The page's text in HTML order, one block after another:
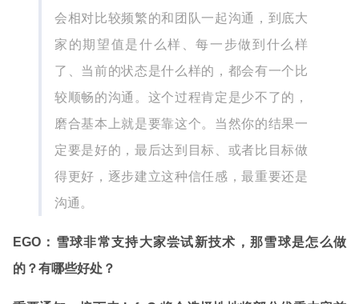
会相对比较频繁的和团队一起沟通，到底大
家的期望值是什么样、每一步做到什么样
了、当前的状态是什么样的，都会有一个比
较顺畅的沟通。这个过程肯定是少不了的，
磨合基本上就是要靠这个。当然你的结果一
定要是好的，最后达到目标、或者比目标做
得更好，逐步建立这种信任感，最重要还是
沟通。
EGO：雪球非常支持大家尝试新技术，那雪球是怎么做
的？有哪些好处？